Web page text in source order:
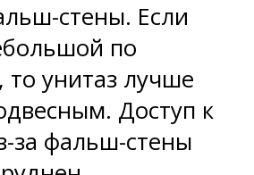
стены. Если
по
унитаз лучше
Доступ к
за фальш-стены